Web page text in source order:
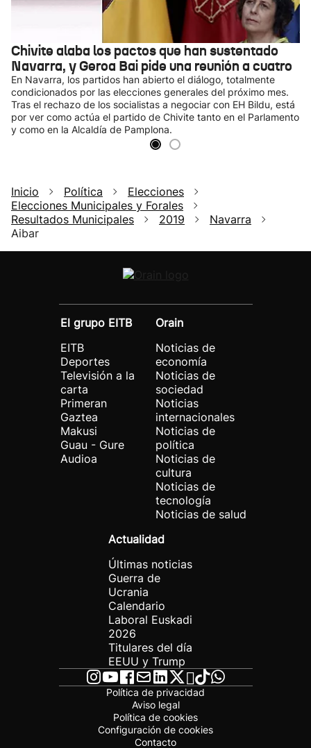
Chivite alaba los pactos que han sustentado
Navarra, y Geroa Bai pide una reunión a cuatro
En Navarra, los partidos han abierto el diálogo, totalmente
condicionados por las elecciones generales del próximo mes.
Tras el rechazo de los socialistas a negociar con EH Bildu, está
por ver como actúa el partido de Chivite tanto en el Parlamento
y como en la Alcaldía de Pamplona.
Inicio Política
Elecciones
Elecciones Municipales y Forales
Resultados Municipales
2019
Navarra
Aibar
El grupo EITB
EITB
Deportes
Televisión a la
carta
Primeran
Gaztea
Makusi
Guau - Gure
Audioa
Orain
Noticias de
economía
Noticias de
sociedad
Noticias
internacionales
Noticias de
política
Noticias de
cultura
Noticias de
tecnología
Noticias de salud
Actualidad
Últimas noticias
Guerra de
Ucrania
Calendario
Laboral Euskadi
2026
Titulares del día
EEUU y Trump
Política de privacidad
Aviso legal
Política de cookies
Configuración de cookies
Contacto